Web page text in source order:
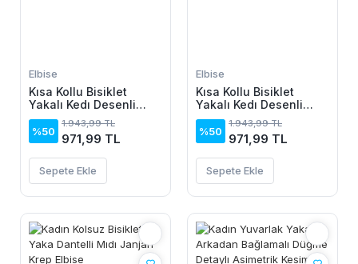
Elbise
Kısa Kollu Bisiklet
Yakalı Kedı Desenli
Midi Vıskon Elbise
%50
1.943,99 TL
971,99 TL
Sepete Ekle
Elbise
Kısa Kollu Bisiklet
Yakalı Kedı Desenli
Midi Vıskon Elbise
%50
1.943,99 TL
971,99 TL
Sepete Ekle